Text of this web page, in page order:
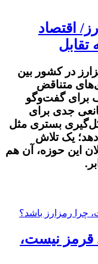
اقتصاد
تقابل
در کشور بین
متناقض
برای گفت‌وگو
جدی برای
بستری مثل
یک تلاش
این حوزه، آن هم
خط قرمز نیست،